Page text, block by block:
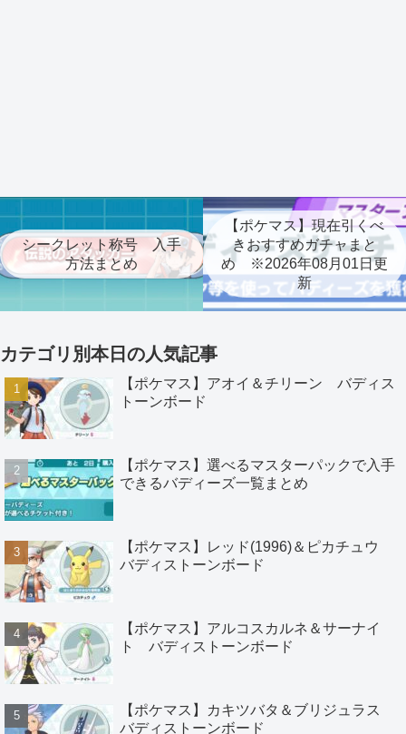
シークレット称号 入手
方法まとめ
【ポケマス】現在引くべ
きおすすめガチャまと
め ※2026年08月01日更
新
カテゴリ別本日の人気記事
【ポケマス】アオイ＆チリーン バディス
トーンボード
【ポケマス】選べるマスターパックで入手
できるバディーズ一覧まとめ
【ポケマス】レッド(1996)＆ピカチュウ
バディストーンボード
【ポケマス】アルコスカルネ＆サーナイ
ト バディストーンボード
【ポケマス】カキツバタ＆ブリジュラス
バディストーンボード